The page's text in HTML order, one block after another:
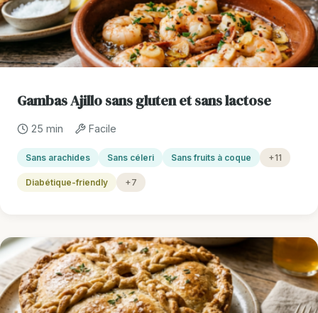
Gambas Ajillo sans gluten et sans lactose
25 min Facile
Sans arachides Sans céleri Sans fruits à coque +11
Diabétique-friendly +7